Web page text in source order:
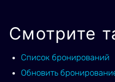
Смотрите
Список бронирований
Обновить